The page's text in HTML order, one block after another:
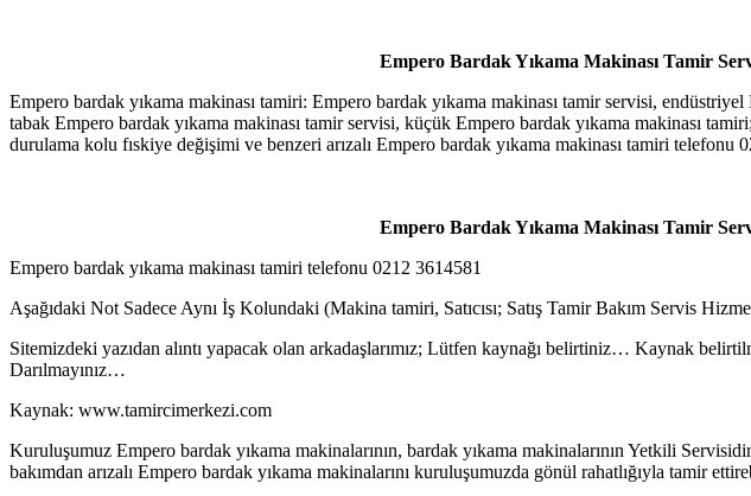
Empero Bardak Yıkama Makinası Tamir
Empero bardak yıkama makinası tamiri: Empero bardak yıkama makinası tamir servisi,
tabak Empero bardak yıkama makinası tamir servisi, küçük Empero bardak yıkama makinası
durulama kolu fıskiye değişimi ve benzeri arızalı Empero bardak yıkama makinası tamiri telefonu
Empero Bardak Yıkama Makinası Tamir
Empero bardak yıkama makinası tamiri telefonu 0212 3614581
Aşağıdaki Not Sadece Aynı İş Kolundaki (Makina tamiri, Satıcısı; Satış Tamir Bakım Servis
Sitemizdeki yazıdan alıntı yapacak olan arkadaşlarımız; Lütfen kaynağı belirtiniz… Kaynak
Darılmayınız…
Kaynak: www.tamircimerkezi.com
Kuruluşumuz Empero bardak yıkama makinalarının, bardak yıkama makinalarının Yetkili
bakımdan arızalı Empero bardak yıkama makinalarını kuruluşumuzda gönül rahatlığıyla tamir